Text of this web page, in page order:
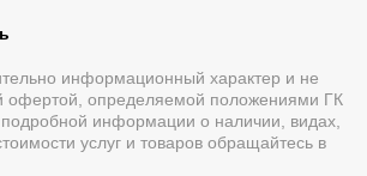
информационный характер и не
офертой, определяемой положениями ГК
информации о наличии, видах,
услуг и товаров обращайтесь в